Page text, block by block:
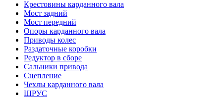
Крестовины карданного вала
Мост задний
Мост передний
Опоры карданного вала
Приводы колес
Раздаточные коробки
Редуктор в сборе
Сальники привода
Сцепление
Чехлы карданного вала
ШРУС